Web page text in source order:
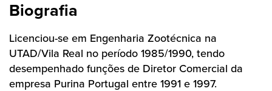
Biografia
Licenciou-se em Engenharia Zootécnica na
UTAD/Vila Real no período 1985/1990, tendo
desempenhado funções de Diretor Comercial da
empresa Purina Portugal entre 1991 e 1997.